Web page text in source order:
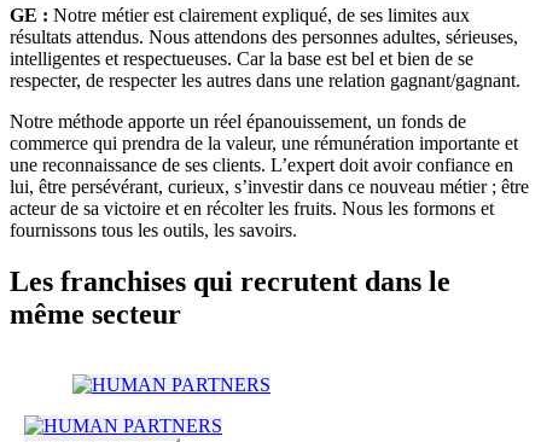
GE : Notre métier est clairement expliqué, de ses limites aux
résultats attendus. Nous attendons des personnes adultes, sérieuses,
intelligentes et respectueuses. Car la base est bel et bien de se
respecter, de respecter les autres dans une relation gagnant/gagnant.
Notre méthode apporte un réel épanouissement, un fonds de
commerce qui prendra de la valeur, une rémunération importante et
une reconnaissance de ses clients. L’expert doit avoir confiance en
lui, être persévérant, curieux, s’investir dans ce nouveau métier ; être
acteur de sa victoire et en récolter les fruits. Nous les formons et
fournissons tous les outils, les savoirs.
Les franchises qui recrutent dans le
même secteur